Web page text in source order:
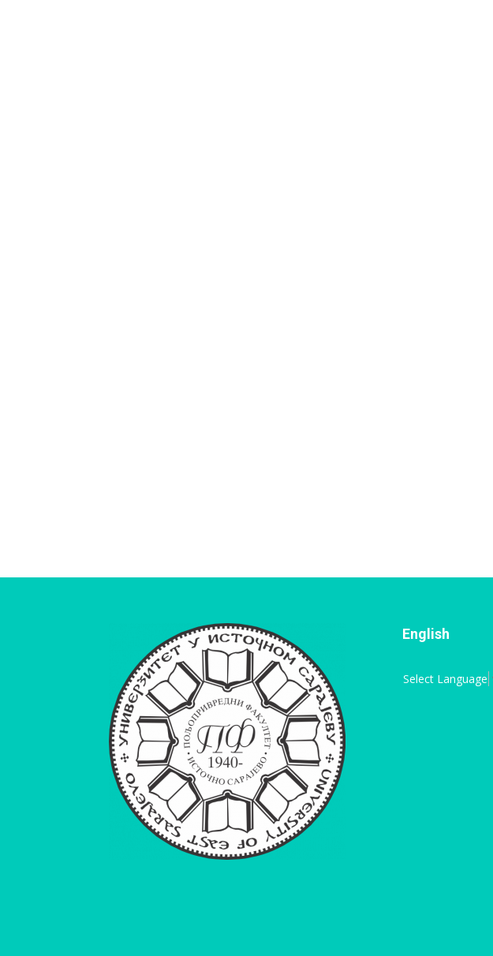
English
Select Language